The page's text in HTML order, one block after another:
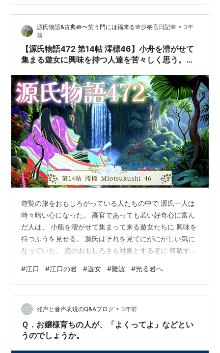
数制限あり) 私は和の雰囲気が紙本にとても合うので、紙
本を購入しています😌 紙本コミックの11巻では今まで赤
で囲われていた表紙がオレンジに変わり、鳥居が描かれ
た表紙絵に合っていて趣きがある表紙になっていました
よ📖✨ さ…
源氏物語&古典🪷〜笑う門には福来る🌸少納言日記🌸 • 3年
前
【源氏物語472 第14帖 澪標46】小舟を漕がせて
集まる遊女に興味を持つ人達を苦々しく思う。恋
味が持てぬと思う源氏。
遊覧の旅をおもしろがっている人たちの中で 源氏一人は
時々暗い心になった。 高官であっても若い好奇心に富ん
だ人は、 小船を漕がせて集まって来る遊女たちに 興味を
持つふうを見せる。 源氏はそれを見てにがにがしい気に
なっていた。 恋のおもしろさも対象とする者に 尊敬すべ
る。 恋愛というほどのことではなくても、 軽薄な者には
初めから興味が持てないわけであるのにと思って、 彼女
らを相手にはしゃいでいる人たちを軽蔑した。 🪻🎼祈り
の泉 written by ゆうり🪻 🪷澪標（みおつくし）のあらす
じはこちらをご覧ください↓🪷 少納言のホームページ 源
氏物語&古…
#江口 #江口の君 #遊女 #難波 #光る君へ
発声と音声表現のQ&Aブログ • 3年前
Ｑ．お嬢様育ちの人が、「よくってよ」などとい
うのでしょうか。